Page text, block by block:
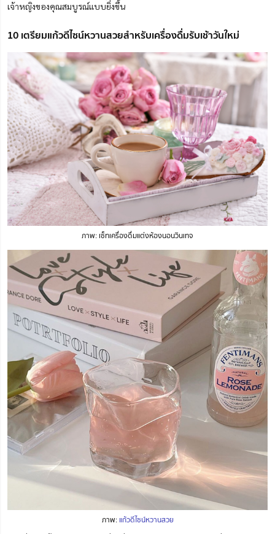
เจ้าหญิงของคุณสมบูรณ์แบบยิ่งขึ้น
10 เตรียมแก้วดีไซน์หวานสวยสำหรับเครื่องดื่มรับเช้าวันใหม่
ภาพ: เซ็ทเครื่องดื่มแต่งห้องนอนวินเทจ
ภาพ: แก้วดีไซน์หวานสวย